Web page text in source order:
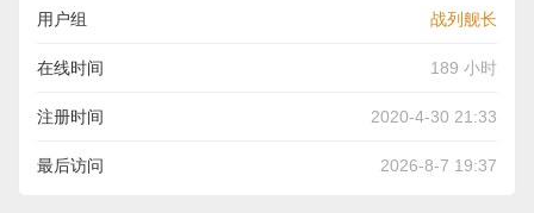
用户组 战列舰长
在线时间 189 小时
注册时间 2020-4-30 21:33
最后访问 2026-8-7 19:37